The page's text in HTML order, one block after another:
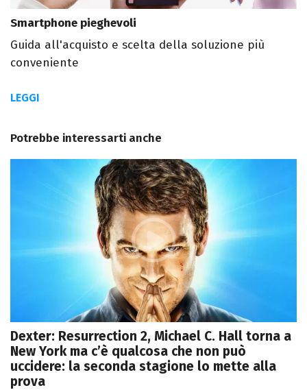
Smartphone pieghevoli
Guida all'acquisto e scelta della soluzione più
conveniente
LEGGI
Potrebbe interessarti anche
Dexter: Resurrection 2, Michael C. Hall torna a
New York ma c’è qualcosa che non può
uccidere: la seconda stagione lo mette alla
prova